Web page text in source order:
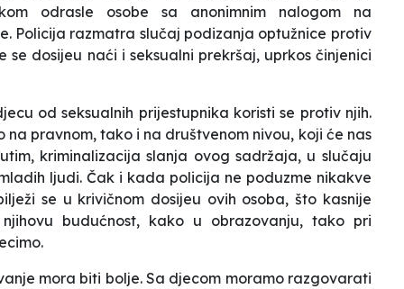
odrasle osobe sa anonimnim nalogom na
Policija razmatra slučaj podizanja optužnice protiv
dosijeu naći i seksualni prekršaj, uprkos činjenici
od seksualnih prijestupnika koristi se protiv njih.
pravnom, tako i na društvenom nivou, koji će nas
kriminalizacija slanja ovog sadržaja, u slučaju
ljudi. Čak i kada policija ne poduzme nikakve
se u krivičnom dosijeu ovih osoba, što kasnije
budućnost, kako u obrazovanju, tako pri
mora biti bolje. Sa djecom moramo razgovarati